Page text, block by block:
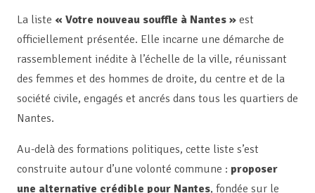
La liste « Votre nouveau souffle à Nantes » est
officiellement présentée. Elle incarne une démarche de
rassemblement inédite à l’échelle de la ville, réunissant
des femmes et des hommes de droite, du centre et de la
société civile, engagés et ancrés dans tous les quartiers de
Nantes.
Au-delà des formations politiques, cette liste s’est
construite autour d’une volonté commune : proposer
une alternative crédible pour Nantes, fondée sur le